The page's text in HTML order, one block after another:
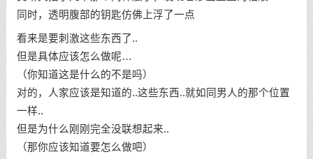
同时，透明腹部的钥匙仿佛上浮了一点
看来是要刺激这些东西了..
但是具体应该怎么做呢…
（你知道这是什么的不是吗）
对的，人家应该是知道的..这些东西..就如同男人的那个位置
一样..
但是为什么刚刚完全没联想起来..
（那你应该知道要怎么做吧）